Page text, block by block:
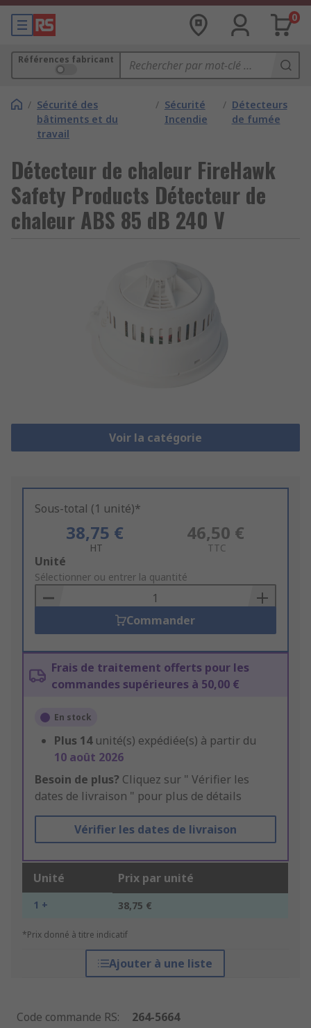
0
Références fabricant
/ Sécurité des
bâtiments et du
travail
/ Sécurité
Incendie
/ Détecteurs
de fumée
Détecteur de chaleur FireHawk
Safety Products Détecteur de
chaleur ABS 85 dB 240 V
Voir la catégorie
Sous-total (1 unité)*
38,75 €
HT
46,50 €
TTC
Add
to
Basket
Unité
Sélectionner ou entrer la quantité
Commander
Frais de traitement offerts pour les
commandes supérieures à 50,00 €
En stock
Plus 14 unité(s) expédiée(s) à partir du
10 août 2026
Besoin de plus? Cliquez sur " Vérifier les
dates de livraison " pour plus de détails
Vérifier les dates de livraison
Unité Prix par unité
1 + 38,75 €
*Prix donné à titre indicatif
Ajouter à une liste
Code commande RS:
264-5664